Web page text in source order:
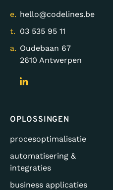
e. hello@codelines.be
t. 03 535 95 11
a. Oudebaan 67
2610 Antwerpen
OPLOSSINGEN
procesoptimalisatie
automatisering &
integraties
business applicaties